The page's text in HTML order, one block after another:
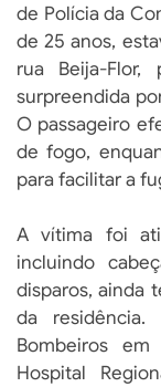
de Polícia da
de 25 anos,
rua Beija-
surpreendida
O passageiro
de fogo,
para facilitar a
A vítima foi
incluindo
disparos, ainda
da
Bombeiros
Hospital